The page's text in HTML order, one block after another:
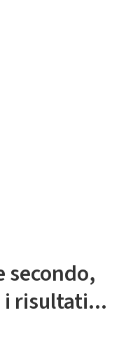
secondo,
i risultati...